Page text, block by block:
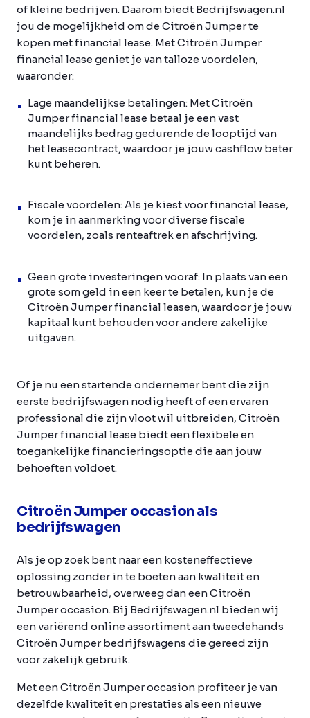
of kleine bedrijven. Daarom biedt Bedrijfswagen.nl
jou de mogelijkheid om de Citroën Jumper te
kopen met financial lease. Met Citroën Jumper
financial lease geniet je van talloze voordelen,
waaronder:
Lage maandelijkse betalingen: Met Citroën
Jumper financial lease betaal je een vast
maandelijks bedrag gedurende de looptijd van
het leasecontract, waardoor je jouw cashflow beter
kunt beheren.
Fiscale voordelen:Als je kiest voor financial lease,
kom je in aanmerking voor diverse fiscale
voordelen, zoals renteaftrek en afschrijving.
Geen grote investeringen vooraf: In plaats van een
grote som geld in een keer te betalen, kun je de
Citroën Jumper financial leasen, waardoor je jouw
kapitaal kunt behouden voor andere zakelijke
uitgaven.
Of je nu een startende ondernemer bent die zijn
eerste bedrijfswagen nodig heeft of een ervaren
professional die zijn vloot wil uitbreiden, Citroën
Jumper financial lease biedt een flexibele en
toegankelijke financieringsoptie die aan jouw
behoeften voldoet.
Citroën Jumper occasion als
bedrijfswagen
Als je op zoek bent naar een kosteneffectieve
oplossing zonder in te boeten aan kwaliteit en
betrouwbaarheid, overweeg dan een Citroën
Jumper occasion. Bij Bedrijfswagen.nl bieden wij
een variërend online assortiment aan tweedehands
Citroën Jumper bedrijfswagens die gereed zijn
voor zakelijk gebruik.
Met een Citroën Jumper occasion profiteer je van
dezelfde kwaliteit en prestaties als een nieuwe